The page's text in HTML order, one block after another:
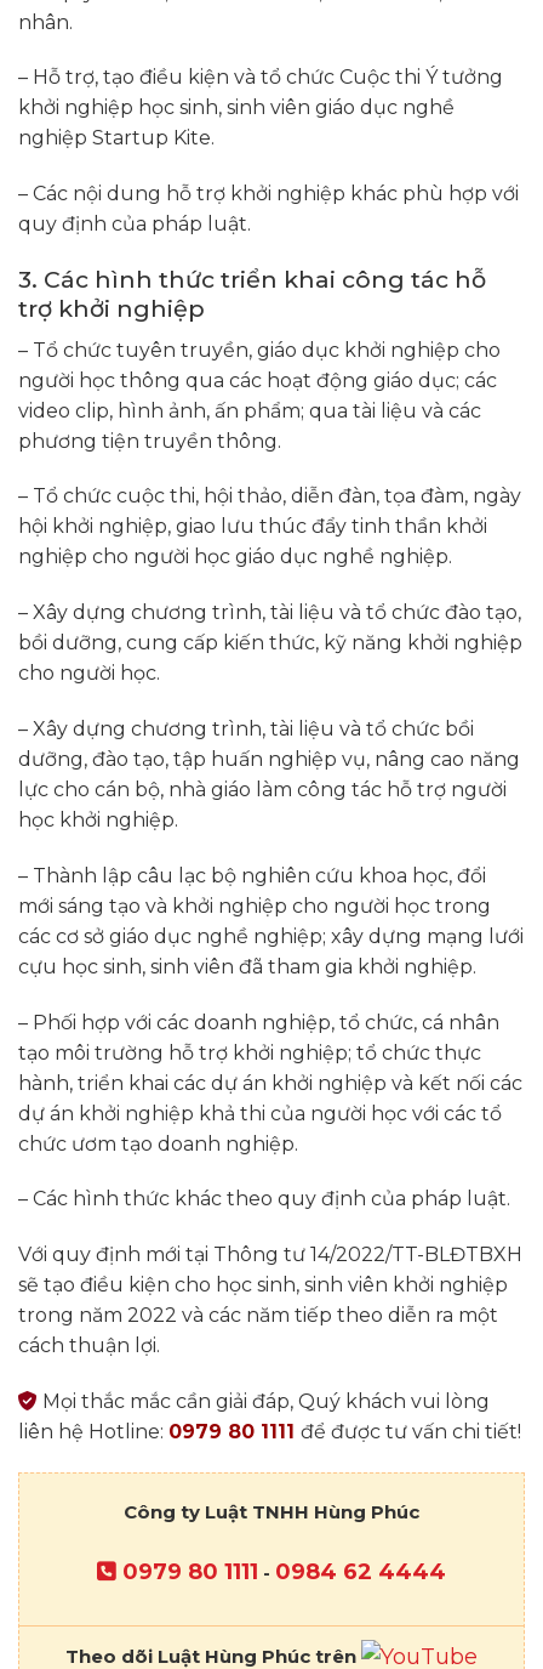
nhân.
– Hỗ trợ, tạo điều kiện và tổ chức Cuộc thi Ý tưởng
khởi nghiệp học sinh, sinh viên giáo dục nghề
nghiệp Startup Kite.
– Các nội dung hỗ trợ khởi nghiệp khác phù hợp với
quy định của pháp luật.
3. Các hình thức triển khai công tác hỗ
trợ khởi nghiệp
– Tổ chức tuyên truyền, giáo dục khởi nghiệp cho
người học thông qua các hoạt động giáo dục; các
video clip, hình ảnh, ấn phẩm; qua tài liệu và các
phương tiện truyền thông.
– Tổ chức cuộc thi, hội thảo, diễn đàn, tọa đàm, ngày
hội khởi nghiệp, giao lưu thúc đẩy tinh thần khởi
nghiệp cho người học giáo dục nghề nghiệp.
– Xây dựng chương trình, tài liệu và tổ chức đào tạo,
bồi dưỡng, cung cấp kiến thức, kỹ năng khởi nghiệp
cho người học.
– Xây dựng chương trình, tài liệu và tổ chức bồi
dưỡng, đào tạo, tập huấn nghiệp vụ, nâng cao năng
lực cho cán bộ, nhà giáo làm công tác hỗ trợ người
học khởi nghiệp.
– Thành lập câu lạc bộ nghiên cứu khoa học, đổi
mới sáng tạo và khởi nghiệp cho người học trong
các cơ sở giáo dục nghề nghiệp; xây dựng mạng lưới
cựu học sinh, sinh viên đã tham gia khởi nghiệp.
– Phối hợp với các doanh nghiệp, tổ chức, cá nhân
tạo môi trường hỗ trợ khởi nghiệp; tổ chức thực
hành, triển khai các dự án khởi nghiệp và kết nối các
dự án khởi nghiệp khả thi của người học với các tổ
chức ươm tạo doanh nghiệp.
– Các hình thức khác theo quy định của pháp luật.
Với quy định mới tại Thông tư 14/2022/TT-BLĐTBXH
sẽ tạo điều kiện cho học sinh, sinh viên khởi nghiệp
trong năm 2022 và các năm tiếp theo diễn ra một
cách thuận lợi.
Mọi thắc mắc cần giải đáp, Quý khách vui lòng
liên hệ Hotline: 0979 80 1111 để được tư vấn chi tiết!
Công ty Luật TNHH Hùng Phúc
0979 80 1111 - 0984 62 4444
Theo dõi Luật Hùng Phúc trên